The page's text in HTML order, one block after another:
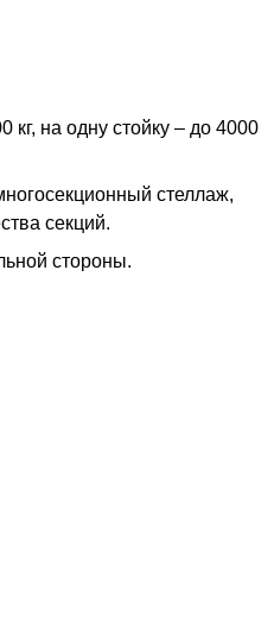
кг, на одну стойку – до 4000
стеллаж,
секций.
стороны.